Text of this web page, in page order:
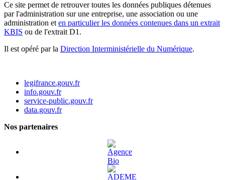
Ce site permet de retrouver toutes les données publiques détenues
par l'administration sur une entreprise, une association ou une
administration et en particulier les données contenues dans un extrait
KBIS ou de l'extrait D1.
Il est opéré par la Direction Interministérielle du Numérique.
legifrance.gouv.fr
info.gouv.fr
service-public.gouv.fr
data.gouv.fr
Nos partenaires